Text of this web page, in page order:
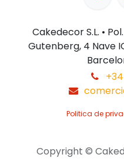
Cakedecor S.L. •
Gutenberg, 4 Nave
Politica de
Copyright ©